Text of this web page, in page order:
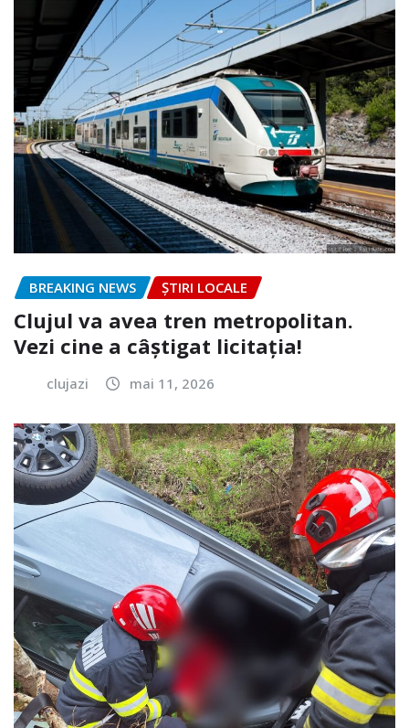
BREAKING NEWS ȘTIRI LOCALE
Clujul va avea tren metropolitan.
Vezi cine a câștigat licitația!
clujazi mai 11, 2026